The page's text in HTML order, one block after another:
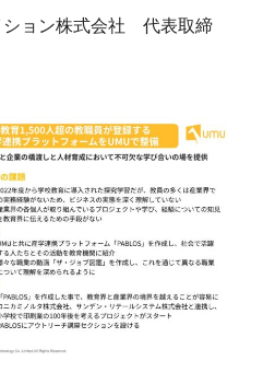
ション株式会社 代表取締